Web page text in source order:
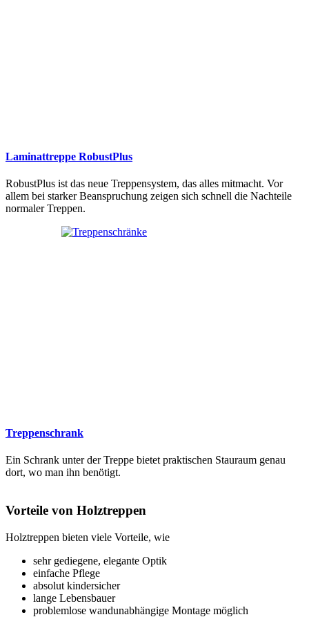
Laminattreppe RobustPlus
RobustPlus ist das neue Treppensystem, das alles mitmacht. Vor
allem bei starker Beanspruchung zeigen sich schnell die Nachteile
normaler Treppen.
Treppenschrank
Ein Schrank unter der Treppe bietet praktischen Stauraum genau
dort, wo man ihn benötigt.
Vorteile von Holztreppen
Holztreppen bieten viele Vorteile, wie
sehr gediegene, elegante Optik
einfache Pflege
absolut kindersicher
lange Lebensbauer
problemlose wandunabhängige Montage möglich